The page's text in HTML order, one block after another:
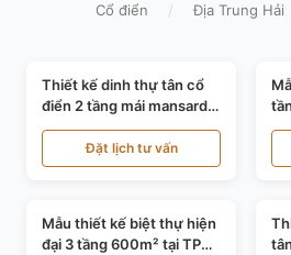
Cổ điển / Địa Trung Hải
Thiết kế dinh thự tân cổ
điển 2 tầng mái mansard
tại Bắc Ninh KT20084
Đặt lịch tư vấn
Nguyễn Hoàng Trung
Mẫu thiết kế biệt thự hiện
đại 3 tầng 600m² tại TP